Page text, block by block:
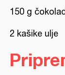
150 g
2 kašike ulje